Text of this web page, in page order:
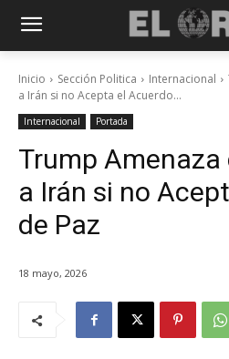
Inicio Sección Politica Internacional
a Irán si no Acepta el Acuerdo...
Internacional Portada
Trump
a Irán si no
de Paz
18 mayo, 2026